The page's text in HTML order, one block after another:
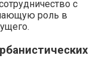
с
роль в